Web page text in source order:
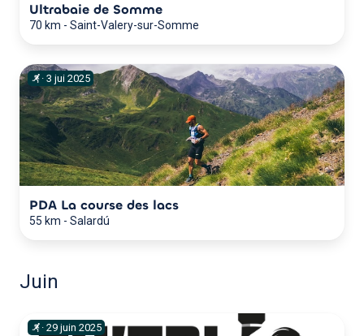
Ultrabaie de Somme
70 km - Saint-Valery-sur-Somme
· 3 jui 2025
PDA La course des lacs
55 km - Salardú
Juin
· 29 juin 2025